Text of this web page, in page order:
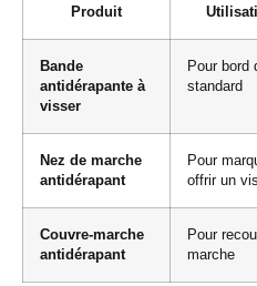
Produit
Bande
antidérapante à
visser
Pour bord
standard
Nez de marche
antidérapant
Pour
offrir un
Couvre-marche
antidérapant
Pour
marche